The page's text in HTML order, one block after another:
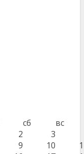
сб
вс
2 3
9 10